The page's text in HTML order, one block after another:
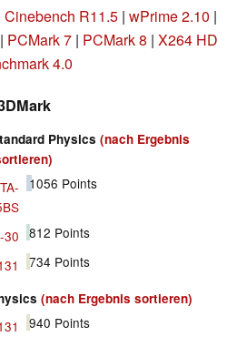
Cinebench R11.5 | wPrime 2.10 |
| PCMark 7 | PCMark 8 | X264 HD
4.0
Physics (nach Ergebnis
1056 Points
30 812 Points
734 Points
(nach Ergebnis sortieren)
940 Points